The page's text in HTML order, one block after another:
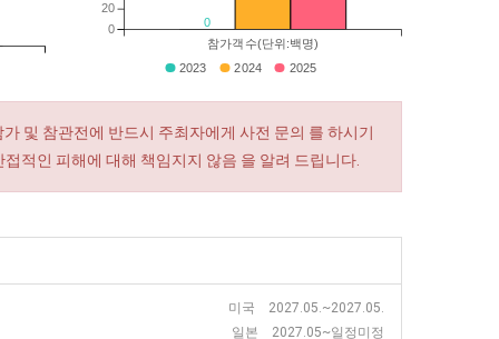
0
참가객수(단위:백명)
0
20
2023 2024 2025
및 참관전에 반드시 주최자에게 사전 문의 를 하시기
적인 피해에 대해 책임지지 않음 을 알려 드립니다.
미국 2027.05.~2027.05.
일본 2027.05~일정미정